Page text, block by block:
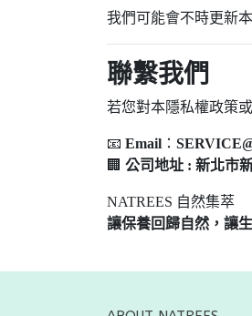
我們可能會不時更新
聯繫我們
若您對本隱私權政策
📧 Email ：
🏢 公司地址 : 新北市
NATREES 自然集萃
讓保養回歸自然，讓